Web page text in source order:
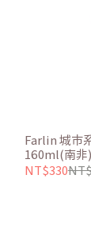
Farlin 城市
160ml(南非)
NT$330